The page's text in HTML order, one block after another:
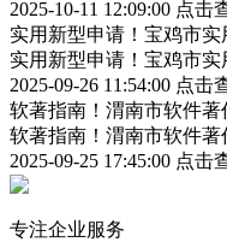
2025-10-11 12:09:00 点击
实用新型申请！宝鸡市
实用新型申请！宝鸡市
2025-09-26 11:54:00 点击
软著指南！渭南市软件
软著指南！渭南市软件
2025-09-25 17:45:00 点击
专注企业服务